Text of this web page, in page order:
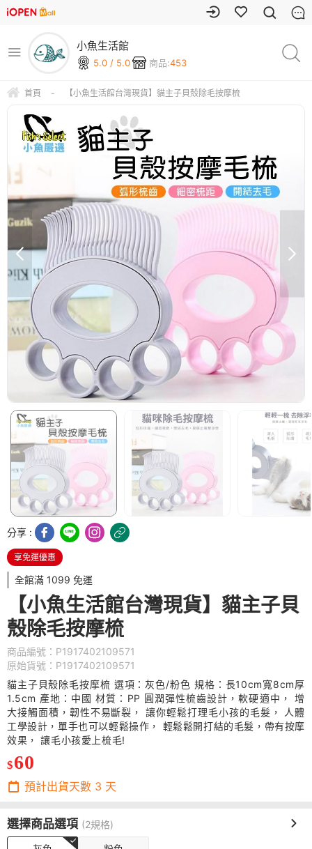
小魚生活館
5.0 / 5.0 商品:453
首頁 - 【小魚生活館台灣現貨】貓主子貝殼除毛按摩梳
分享 :
享免運優惠
全館滿 1099 免運
【小魚生活館台灣現貨】貓主子貝
殼除毛按摩梳
商品編號：P1917402109571
原始貨號：P1917402109571
貓主子貝殼除毛按摩梳 選項：灰色/粉色 規格：長10cm寬8cm厚
1.5cm 產地：中國 材質：PP 圓潤彈性梳齒設計，軟硬適中， 增
大接觸面積，韌性不易斷裂， 讓你輕鬆打理毛小孩的毛髮， 人體
工學設計，單手也可以輕鬆操作， 輕鬆鬆開打結的毛髮，帶有按摩
效果， 讓毛小孩愛上梳毛!
$60
預計出貨天數 3 天
選擇商品選項 (2規格)